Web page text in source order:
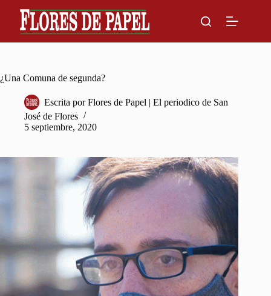
content
¿Una Comuna de segunda?
Escrita por Flores de Papel | El periodico de San
José de Flores
5 septiembre, 2020